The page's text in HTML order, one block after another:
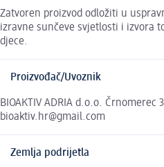
Zatvoren proizvod odložiti u
izravne sunčeve svjetlosti i izvora
djece.
Proizvođač/Uvoznik
BIOAKTIV ADRIA d.o.o. Črnomerec
bioaktiv.hr@gmail.com
Zemlja podrijetla